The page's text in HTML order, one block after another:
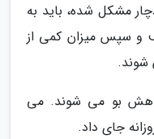
مشکل شده، باید به
و سپس میزان کمی از
شوند.
بو می شوند. می
جای داد.